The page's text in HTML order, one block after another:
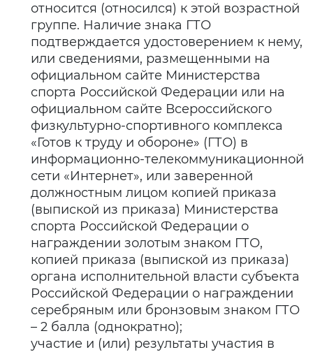
относится (относился) к этой возрастной
группе. Наличие знака ГТО
подтверждается удостоверением к нему,
или сведениями, размещенными на
официальном сайте Министерства
спорта Российской Федерации или на
официальном сайте Всероссийского
физкультурно-спортивного комплекса
«Готов к труду и обороне» (ГТО) в
информационно-телекоммуникационной
сети «Интернет», или заверенной
должностным лицом копией приказа
(выпиской из приказа) Министерства
спорта Российской Федерации о
награждении золотым знаком ГТО,
копией приказа (выпиской из приказа)
органа исполнительной власти субъекта
Российской Федерации о награждении
серебряным или бронзовым знаком ГТО
– 2 балла (однократно);
участие и (или) результаты участия в